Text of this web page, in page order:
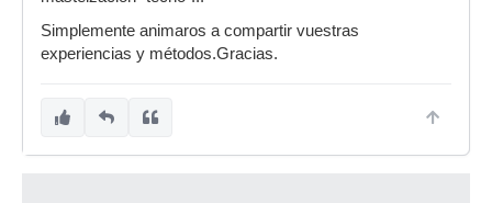
Simplemente animaros a compartir vuestras
experiencias y métodos.Gracias.